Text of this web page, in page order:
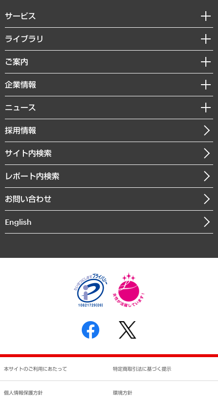
サービス
経営戦略
組織・人事戦略
デジタルイノベーション
共生・ダイバーシティ
GRC（ガバナンス・リスク・コンプライアンス）・防災（政策）
経済・産業・雇用・労働
まちづくり・観光・交通・スポーツ・スマートシティ
自然資源・農林水産業・食料システム
ライブラリ
経済調査
レポート
コラム
経営用語集
受託・受注実績（官公庁関連）
メディア掲載・出演
ご案内
セミナー・イベント情報
MUFGビジネスセミナー
受託案件情報
企業情報
私たちの想い
社長メッセージ
会社概要
沿革
組織図・本部部室紹介
インドネシア現地法人
個人情報保護方針
反社会的勢力に対する基本方針
書面による個人情報の開示等の請求の手続きについて
ニュース
ニュースリリース
お知らせ
採用情報
サイト内検索
レポート内検索
お問い合わせ
English
本サイトのご利用にあたって 特定商取引法に基づく提示
個人情報保護方針 環境方針